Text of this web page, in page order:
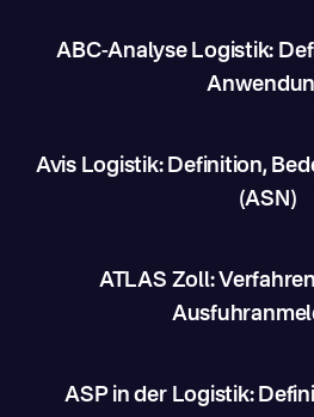
ABC-Analyse Logistik:
Avis Logistik: Definition,
(ASN)
ATLAS Zoll:
ASP in der Logistik: